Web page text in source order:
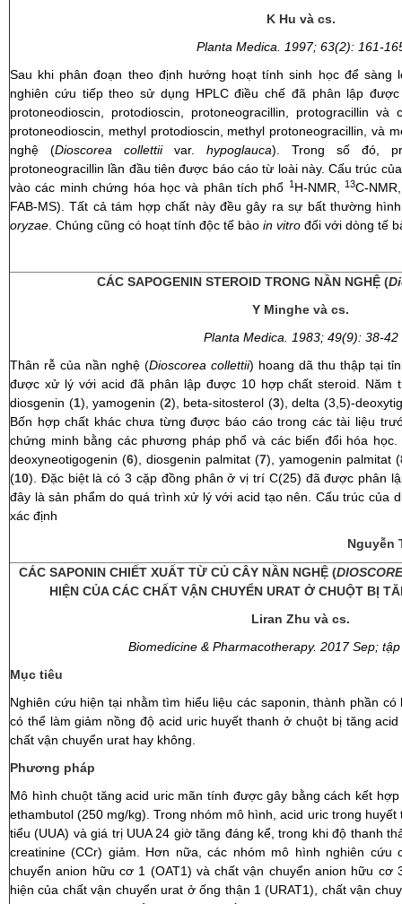
K Hu và cs.
Planta Medica. 1997; 63(2): 161-
Sau khi phân đoạn theo định hướng hoạt tính sinh học để sàng
nghiên cứu tiếp theo sử dụng HPLC điều chế đã phân lập
protoneodioscin, protodioscin, protoneogracillin, protogracillin
protoneodioscin, methyl protodioscin, methyl protoneogracillin, và
nghệ (Dioscorea collettiivar. hypoglauca). Trong số đó,
protoneogracillin lần đầu tiên được báo cáo từ loài này. Cấu trúc
vào các minh chứng hóa học và phân tích phổ 1H-NMR,13C-
FAB-MS). Tất cả tám hợp chất này đều gây ra sự bất thường
oryzae . Chúng cũng có hoạt tính độc tế bào in vitro đối với dòng tế
CÁC SAPOGENIN STEROID TRONG NẦN NGHỆ (
Y Minghe và cs.
Planta Medica. 1983; 49(9): 38-42
Thân rễ của nần nghệ (Dioscorea collettii) hoang dã thu thập tại
được xử lý với acid đã phân lập được 10 hợp chất steroid. Năm
diosgenin (1), yamogenin (2), beta-sitosterol (3), delta (3,5)-
Bốn hợp chất khác chưa từng được báo cáo trong các tài liệu
chứng minh bằng các phương pháp phổ và các biến đổi hóa
deoxyneotigogenin (6), diosgenin palmitat (7), yamogenin palmitat (
(10). Đặc biệt là có 3 cặp đồng phân ở vị trí C(25) đã được phân
đây là sản phẩm do quá trình xử lý với acid tạo nên. Cấu trúc của
xác định
Nguyễn
CÁC SAPONIN CHIẾT XUẤT TỪ CỦ CÂY NẦN NGHỆ (
HIỆN CỦA CÁC CHẤT VẬN CHUYỂN URAT Ở CHUỘT BỊ
Liran Zhu và cs.
Biomedicine & Pharmacotherapy. 2017 Sep;
Mục tiêu
Nghiên cứu hiện tại nhằm tìm hiểu liệu các saponin, thành phần
có thể làm giảm nồng độ acid uric huyết thanh ở chuột bị tăng
chất vận chuyển urat hay không.
Phương pháp
Mô hình chuột tăng acid uric mãn tính được gây bằng cách kết
ethambutol (250 mg/kg). Trong nhóm mô hình, acid uric trong
tiểu (UUA) và giá trị UUA 24 giờ tăng đáng kể, trong khi độ thanh
creatinine (CCr) giảm. Hơn nữa, các nhóm mô hình nghiên cứu
chuyển anion hữu cơ 1 (OAT1) và chất vận chuyển anion hữu cơ
hiện của chất vận chuyển urat ở ống thận 1 (URAT1), chất vận